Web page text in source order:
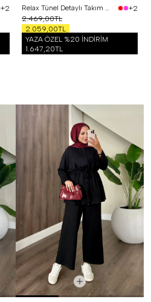
+2
Relax Tünel Detaylı Takım Pembe
+2
2.469,00TL
2.059,00TL
YAZA ÖZEL %20 İNDİRİM
1.647,20TL